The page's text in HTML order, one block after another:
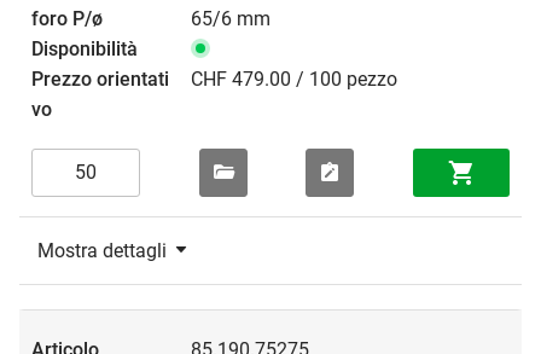
65/6 mm
CHF 479.00 / 100 pezzo
Mostra dettagli
85.190.75275